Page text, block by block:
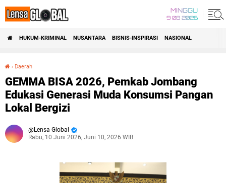
MINGGU
9 08 2026
HUKUM-KRIMINAL NUSANTARA BISNIS-INSPIRASI NASIONAL
› Daerah
GEMMA BISA 2026, Pemkab Jombang
Edukasi Generasi Muda Konsumsi Pangan
Lokal Bergizi
Lensa Global
Rabu, 10 Juni 2026, Juni 10, 2026 WIB